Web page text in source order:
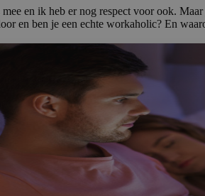
en ik heb er nog respect voor ook.
en ben je een echte workaholic? En